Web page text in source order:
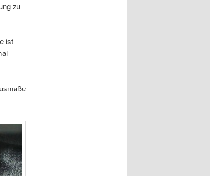
zu
ist